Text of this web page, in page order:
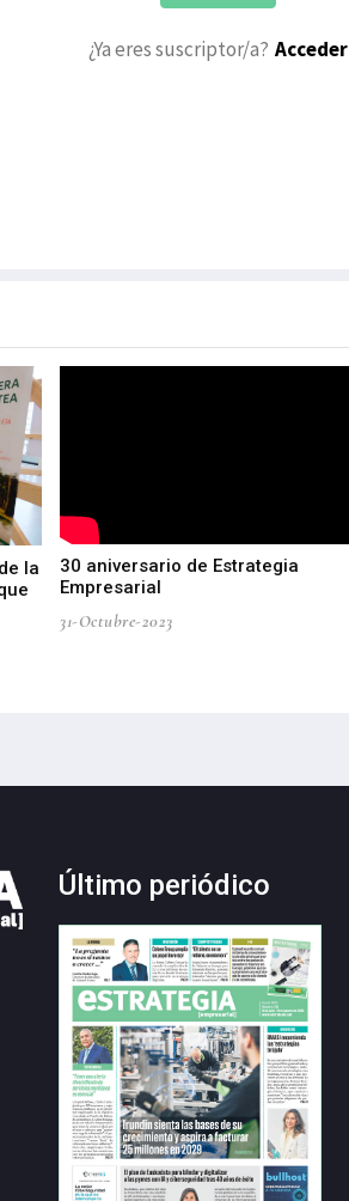
¿Ya eres suscriptor/a? Acceder
la
30 aniversario de Estrategia
Empresarial
31-Octubre-2023
Último periódico